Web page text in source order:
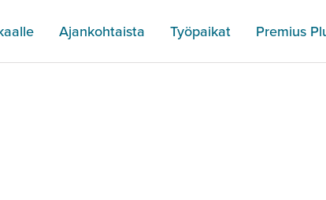
Ajankohtaista Työpaikat Premius